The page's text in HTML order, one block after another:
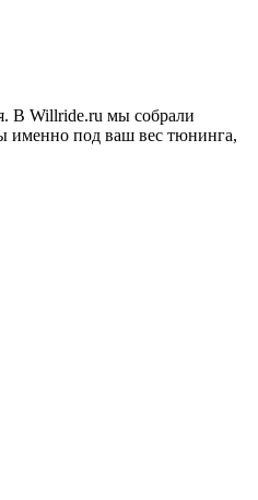
В Willride.ru мы собрали
именно под ваш вес тюнинга,